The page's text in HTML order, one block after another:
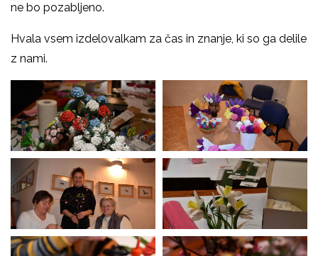
ne bo pozabljeno.
Hvala vsem izdelovalkam za čas in znanje, ki so ga delile
z nami.